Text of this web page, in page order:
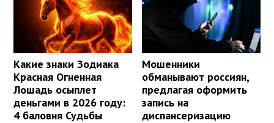
Какие знаки Зодиака
Красная Огненная
Лошадь осыплет
деньгами в 2026 году:
4 баловня Судьбы
Мошенники
обманывают россиян,
предлагая оформить
запись на
диспансеризацию